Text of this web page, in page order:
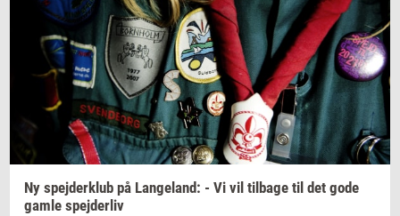
Ny spej­der­klub på Lan­geland: - Vi vil til­ba­ge til det gode
gamle spej­der­liv